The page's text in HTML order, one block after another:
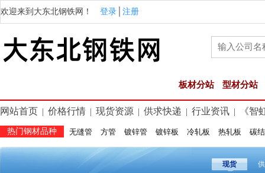
欢迎来到大东北钢铁网！ 登录 注册
板材分站 型材分站
网站首页 价格行情 现货资源 供求快递 行业资讯 《智
热门钢材品种 无缝管 方管 镀锌管 镀锌板 冷轧板 热轧板 碳
现货